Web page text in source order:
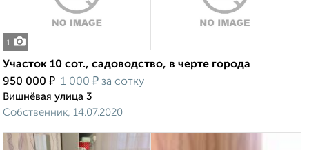
1
Участок 10 сот., садоводство, в черте города
950 000 ₽ 1 000 ₽ за сотку
Вишнёвая улица 3
Собственник, 14.07.2020